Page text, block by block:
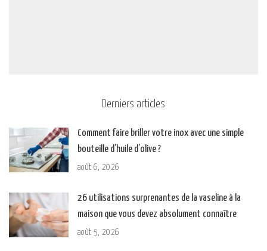
Derniers articles
Comment faire briller votre inox avec une simple
bouteille d’huile d’olive ?
août 6, 2026
26 utilisations surprenantes de la vaseline à la
maison que vous devez absolument connaître
août 5, 2026